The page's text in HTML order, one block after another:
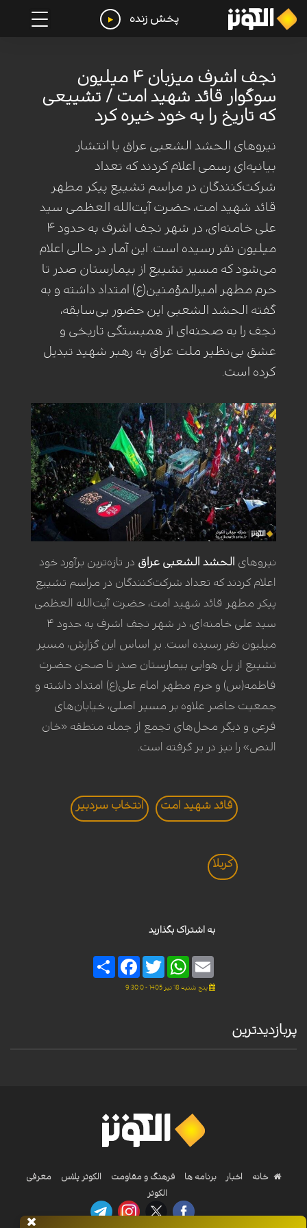
پخش زنده
نجف اشرف میزبان ۴ میلیون
سوگوار قائد شهید امت / تشییعی
که تاریخ را به خود خیره کرد
نیروهای الحشد الشعبی عراق با انتشار
بیانیه‌ای رسمی اعلام کردند که تعداد
شرکت‌کنندگان در مراسم تشییع پیکر مطهر
قائد شهید امت، حضرت آیت‌الله العظمی سید
علی خامنه‌ای، در شهر نجف اشرف به حدود ۴
میلیون نفر رسیده است. این آمار در حالی اعلام
می‌شود که مسیر تشییع از بیمارستان صدر تا
حرم مطهر امیرالمؤمنین(ع) امتداد داشته و به
گفته الحشد الشعبی این حضور بی‌سابقه،
نجف را به صحنه‌ای از همبستگی تاریخی و
عشق بی‌نظیر ملت عراق به رهبر شهید تبدیل
کرده است.
نیروهای الحشد الشعبی عراق در تازه‌ترین برآورد خود
اعلام کردند که تعداد شرکت‌کنندگان در مراسم تشییع
پیکر مطهر قائد شهید امت، حضرت آیت‌الله العظمی
سید علی خامنه‌ای، در شهر نجف اشرف به حدود ۴
میلیون نفر رسیده است. بر اساس این گزارش، مسیر
تشییع از پل هوایی بیمارستان صدر تا صحن حضرت
فاطمه(س) و حرم مطهر امام علی(ع) امتداد داشته و
جمعیت حاضر علاوه بر مسیر اصلی، خیابان‌های
فرعی و دیگر محل‌های تجمع از جمله منطقه «خان
النص» را نیز در بر گرفته است.
قائد شهید امت انتخاب سردبير
کربلا
به اشتراک بگذارید
Share
FacebookTwitter
WhatsAppEmail
پنج شنبه 18 تیر 1405 - 9:30:0
پربازدیدترین
خانه اخبار برنامه ها فرهنگ و مقاومت الکوثر پلاس
معرفی
الکوثر